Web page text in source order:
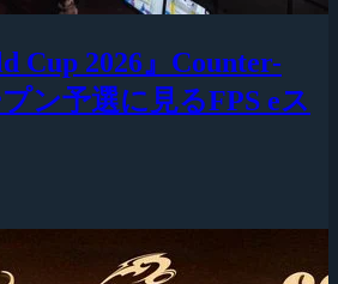
Cup 2026』Counter-
ン予選に見るFPS eス